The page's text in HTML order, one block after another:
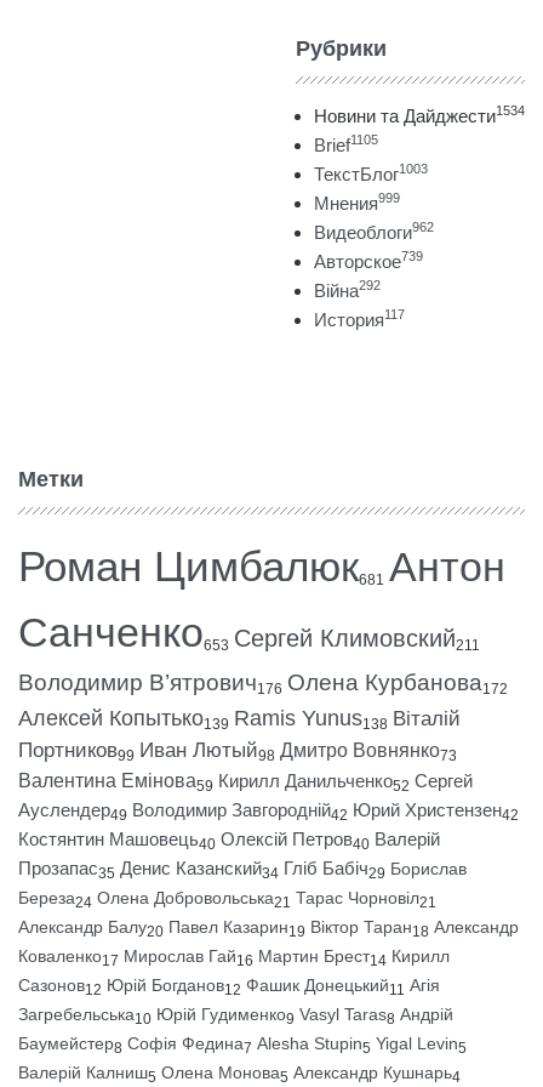
Рубрики
Новини та Дайджести1534
Brief1105
ТекстБлог1003
Мнения999
Видеоблоги962
Авторское739
Війна292
История117
Метки
Роман Цимбалюк681 Антон
Санченко653 Сергей Климовский211
Володимир В’ятрович176 Олена Курбанова172
Алексей Копытько139 Ramis Yunus138 Віталій
Портников99 Иван Лютый98 Дмитро Вовнянко73
Валентина Емінова59 Кирилл Данильченко52 Сергей
Ауслендер49 Володимир Завгородній42 Юрий Христензен42
Костянтин Машовець40 Олексій Петров40 Валерій
Прозапас35 Денис Казанский34 Гліб Бабіч29 Борислав
Береза24 Олена Добровольська21 Тарас Чорновіл21
Александр Балу20 Павел Казарин19 Віктор Таран18 Александр
Коваленко17 Мирослав Гай16 Мартин Брест14 Кирилл
Сазонов12 Юрій Богданов12 Фашик Донецький11 Агія
Загребельська10 Юрій Гудименко9 Vasyl Taras8 Андрій
Баумейстер8 Софія Федина7 Alesha Stupin5 Yigal Levin5
Валерій Калниш5 Олена Монова5 Александр Кушнарь4